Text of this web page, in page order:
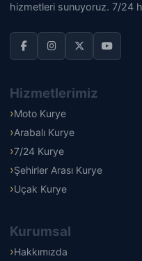
hizmetleri sunuyoruz. 7/24
Hizmetlerimiz
Moto Kurye
Arabalı Kurye
7/24 Kurye
Şehirler Arası Kurye
Uçak Kurye
Kurumsal
Hakkımızda